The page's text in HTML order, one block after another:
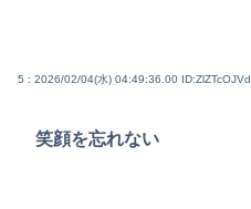
5 : 2026/02/04(水) 04:49:36.00 ID:ZlZTcOJVd
笑顔を忘れない